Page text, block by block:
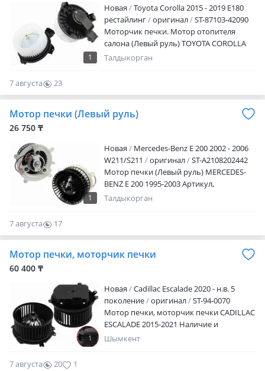
1
Новая
Toyota Corolla 2015 - 2019 E180
рестайлинг
оригинал
ST-87103-42090
Моторчик печки. Мотор отопителя
салона (Левый руль) TOYOTA COROLLA
2006-2019 Артикул, наименование
Ул. Желтоксан 259 Режим работы: Пн. —
пт.09: 00 — 18: 00 Сб.10: 00 — 17: 00 Вс —
Талдыкорган
7 августа
23
0
Мотор печки (Левый руль)
26 750 ₸
1
Новая
Mercedes-Benz E 200 2002 - 2006
W211/S211
оригинал
ST-A2108202442
Мотор печки (Левый руль) MERCEDES-
BENZ E 200 1995-2003 Артикул,
наименование товара, марка модель
Желтоксан 259 Режим работы: Пн. —
пт.09: 00 — 18: 00 Сб.10: 00 — 17: 00 Вс —
Талдыкорган
7 августа
17
0
Мотор печки, моторчик печки
60 400 ₸
1
Новая
Cadillac Escalade 2020 - н.в. 5
поколение
оригинал
ST-94-0070
Мотор печки, моторчик печки CADILLAC
ESCALADE 2015-2021 Наличие и
актуальную цену уточняйте у
Шымкент
7 августа 20 1